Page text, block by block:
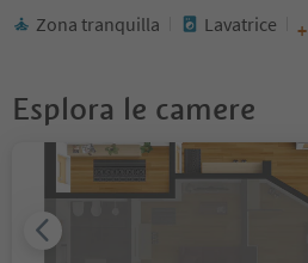
Zona tranquilla
Lavatrice
Esplora le camere